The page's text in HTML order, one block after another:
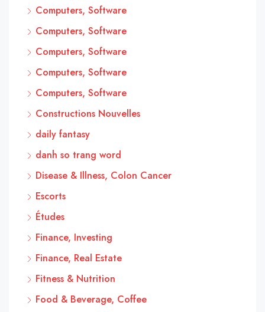
Computers, Software
Computers, Software
Computers, Software
Computers, Software
Computers, Software
Constructions Nouvelles
daily fantasy
danh so trang word
Disease & Illness, Colon Cancer
Escorts
Études
Finance, Investing
Finance, Real Estate
Fitness & Nutrition
Food & Beverage, Coffee